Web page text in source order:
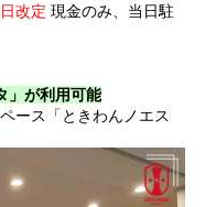
改定 現金のみ、当日駐
」が利用可能
ース「ときわんノエス